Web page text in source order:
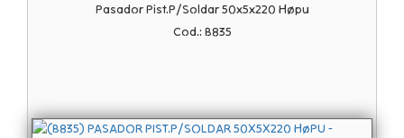
Pasador Pist.p/soldar 50x5x220 Høpu
Cod.: B835